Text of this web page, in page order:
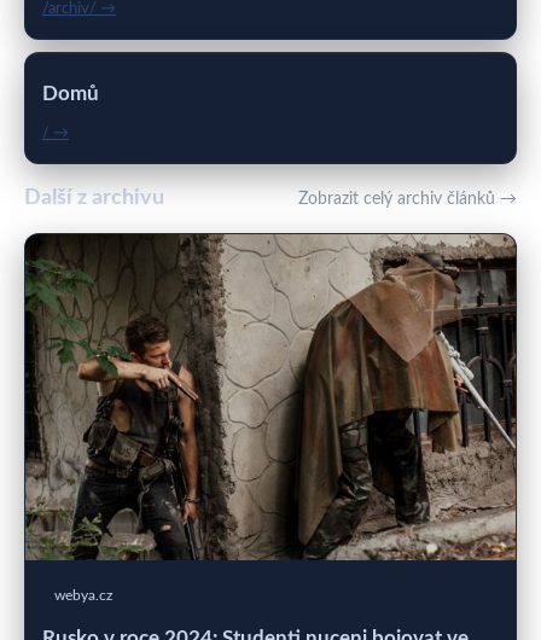
/archiv/ →
Domů
/ →
Další z archivu Zobrazit celý archiv článků →
webya.cz